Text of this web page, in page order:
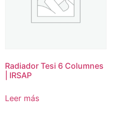
Radiador Tesi 6 Columnes
| IRSAP
Leer más